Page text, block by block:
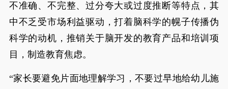
不准确、不完整、过分夸大或过度推断等特点，其
中不乏受市场利益驱动，打着脑科学的幌子传播伪
科学的动机，推销关于脑开发的教育产品和培训项
目，制造教育焦虑。
“家长要避免片面地理解学习，不要过早地给幼儿施